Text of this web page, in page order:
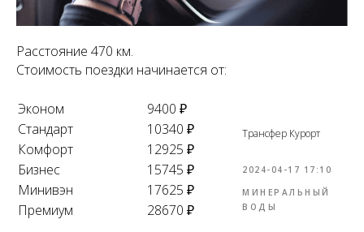
Расстояние 470 км.
Стоимость поездки начинается от:
Эконом
9400 ₽
Стандарт
10340 ₽
Комфорт
12925 ₽
Бизнес
15745 ₽
Минивэн
17625 ₽
Премиум
28670 ₽
Трансфер Курорт
2024-04-17 17:10
МИНЕРАЛЬНЫЙ
ВОДЫ